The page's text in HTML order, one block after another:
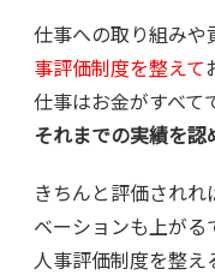
仕事への取り組みや
事評価制度を整えて
仕事はお金がすべて
それまでの実績を認
きちんと評価され
ベーションも上がる
人事評価制度を整え